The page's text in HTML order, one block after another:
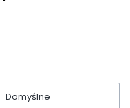
Domyślne